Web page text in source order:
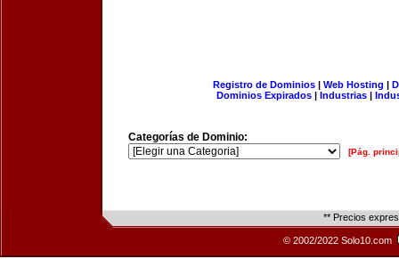
Registro de Dominios| Web Hosting |
Dominios Expirados | Industrias |
Categorías de Dominio:
[Pág.
** Precios
© 2002/2022 Solo10.com